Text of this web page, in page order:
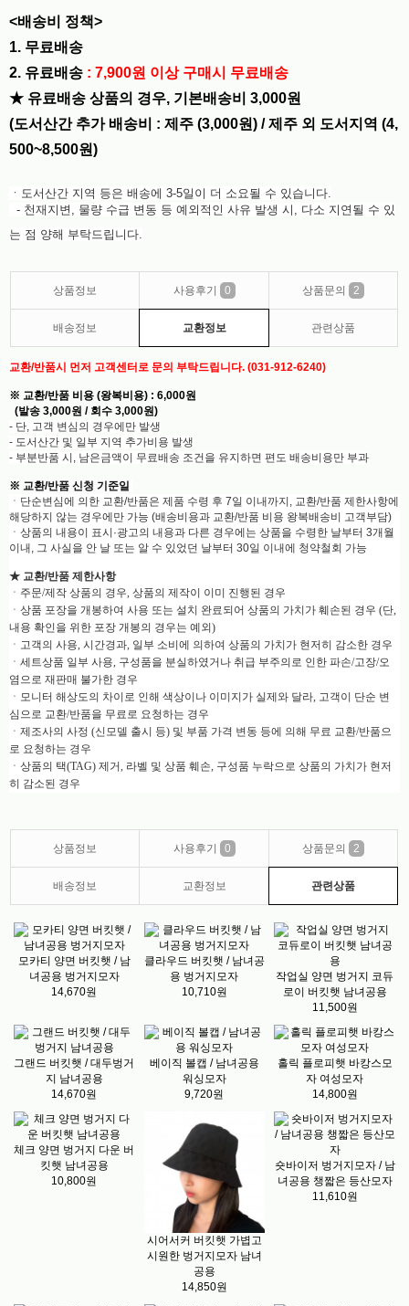
<배송비 정책>
1. 무료배송
2. 유료배송 : 7,900원 이상 구매시 무료배송
★ 유료배송 상품의 경우, 기본배송비 3,000원
(도서산간 추가 배송비 : 제주 (3,000원) / 제주 외 도서지역 (4,
500~8,500원)
ㆍ도서산간 지역 등은 배송에 3-5일이 더 소요될 수 있습니다.
- 천재지변, 물량 수급 변동 등 예외적인 사유 발생 시, 다소 지연될 수 있
는 점 양해 부탁드립니다.
상품정보 사용후기 0 상품문의 2
배송정보 교환정보 관련상품
교환/반품시 먼저 고객센터로 문의 부탁드립니다. (031-912-6240)
※ 교환/반품 비용 (왕복비용) : 6,000원
(발송 3,000원 / 회수 3,000원)
- 단, 고객 변심의 경우에만 발생
- 도서산간 및 일부 지역 추가비용 발생
- 부분반품 시, 남은금액이 무료배송 조건을 유지하면 편도 배송비용만 부과
※ 교환/반품 신청 기준일
ㆍ단순변심에 의한 교환/반품은 제품 수령 후 7일 이내까지, 교환/반품 제한사항에
해당하지 않는 경우에만 가능 (배송비용과 교환/반품 비용 왕복배송비 고객부담)
ㆍ상품의 내용이 표시·광고의 내용과 다른 경우에는 상품을 수령한 날부터 3개월
이내, 그 사실을 안 날 또는 알 수 있었던 날부터 30일 이내에 청약철회 가능
★ 교환/반품 제한사항
ㆍ주문/제작 상품의 경우, 상품의 제작이 이미 진행된 경우
ㆍ상품 포장을 개봉하여 사용 또는 설치 완료되어 상품의 가치가 훼손된 경우 (단,
내용 확인을 위한 포장 개봉의 경우는 예외)
ㆍ고객의 사용, 시간경과, 일부 소비에 의하여 상품의 가치가 현저히 감소한 경우
ㆍ세트상품 일부 사용, 구성품을 분실하였거나 취급 부주의로 인한 파손/고장/오
염으로 재판매 불가한 경우
ㆍ모니터 해상도의 차이로 인해 색상이나 이미지가 실제와 달라, 고객이 단순 변
심으로 교환/반품을 무료로 요청하는 경우
ㆍ제조사의 사정 (신모델 출시 등) 및 부품 가격 변동 등에 의해 무료 교환/반품으
로 요청하는 경우
ㆍ상품의 택(TAG) 제거, 라벨 및 상품 훼손, 구성품 누락으로 상품의 가치가 현저
히 감소된 경우
상품정보 사용후기 0 상품문의 2
배송정보 교환정보 관련상품
모카티 양면 버킷햇 / 남
녀공용 벙거지모자
14,670원
클라우드 버킷햇 / 남녀공
용 벙거지모자
10,710원
작업실 양면 벙거지 코듀
로이 버킷햇 남녀공용
11,500원
그랜드 버킷햇 / 대두벙거
지 남녀공용
14,670원
베이직 볼캡 / 남녀공용
워싱모자
9,720원
홀릭 플로피햇 바캉스모
자 여성모자
14,800원
체크 양면 벙거지 다운 버
킷햇 남녀공용
10,800원
시어서커 버킷햇 가볍고
시원한 벙거지모자 남녀
공용
14,850원
숏바이저 벙거지모자 / 남
녀공용 챙짧은 등산모자
11,610원